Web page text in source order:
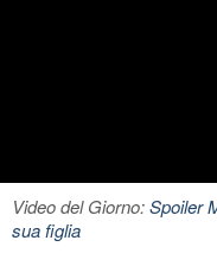
Video del Giorno:Spoiler
sua figlia